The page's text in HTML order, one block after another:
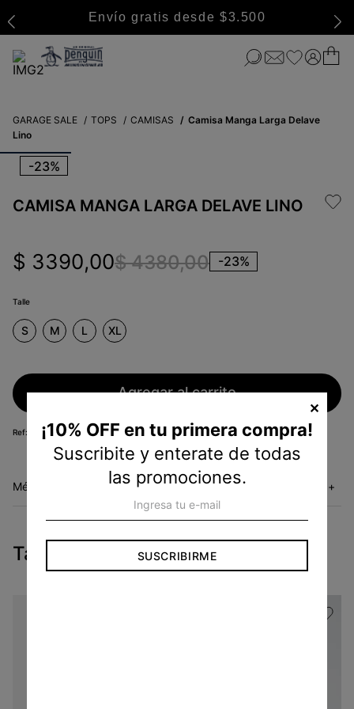
Envío gratis desde $3.500
GARAGE SALE TOPS CAMISAS
Camisa Manga Larga Delave
Lino
-23%
CAMISA MANGA LARGA DELAVE LINO
$ 3390,00$ 4380,00 -23%
Talle
S M L XL
Agregar al carrito
WB04006730
Métodos de envío +
Tambien te pueden interesar
¡10% OFF en tu primera compra!
Suscribite y enterate de todas
las promociones.
SUSCRIBIRME
✕